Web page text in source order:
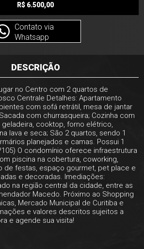
R$ 6.500,00
Contato via
Whatsapp
DESCRIÇÃO
no Centro com 2 quartos de
Centrale Detalhes: Apartamento
com sofá retrátil, mesa de jantar
com churrasqueira; Cozinha com
geladeira, cooktop, forno elétrico,
lava e seca; São 2 quartos, sendo 1
planejados e camas. Possui 1
O condomínio oferece infraestrutura
piscina na cobertura, coworking,
de festas, espaço gourmet, pet place e
e decoradas. Imediações:
na região central da cidade, entre as
Macedo. Próximo ao Shopping
Mercado Municipal de Curitiba e
e valores descritos sujeitos a
e agende sua visita!